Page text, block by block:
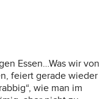
Essen…Was wir von
feiert gerade wieder
wie man im